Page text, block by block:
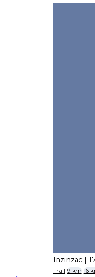
Inzinzac |
Trail 9 km 16